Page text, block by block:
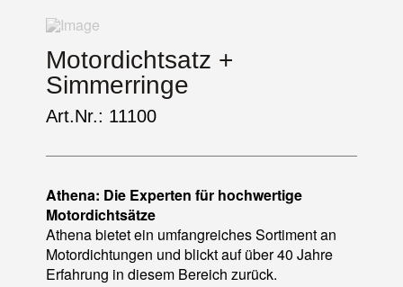
Motordichtsatz +
Simmerringe
Art.Nr.: 11100
Athena: Die Experten für hochwertige
Motordichtsätze
Athena bietet ein umfangreiches Sortiment an
Motordichtungen und blickt auf über 40 Jahre
Erfahrung in diesem Bereich zurück.